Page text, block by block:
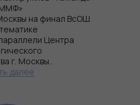
на финал ВсОШ
Центра
г. Москвы..
далее